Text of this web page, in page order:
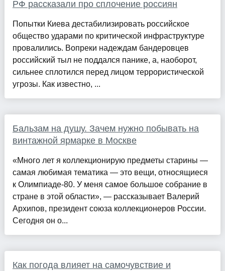
РФ рассказали про сплочение россиян
Попытки Киева дестабилизировать российское
общество ударами по критической инфраструктуре
провалились. Вопреки надеждам бандеровцев
российский тыл не поддался панике, а, наоборот,
сильнее сплотился перед лицом террористической
угрозы. Как известно, ...
Бальзам на душу. Зачем нужно побывать на
винтажной ярмарке в Москве
«Много лет я коллекционирую предметы старины —
самая любимая тематика — это вещи, относящиеся
к Олимпиаде-80. У меня самое большое собрание в
стране в этой области», — рассказывает Валерий
Архипов, президент союза коллекционеров России.
Сегодня он о...
Как погода влияет на самочувствие и